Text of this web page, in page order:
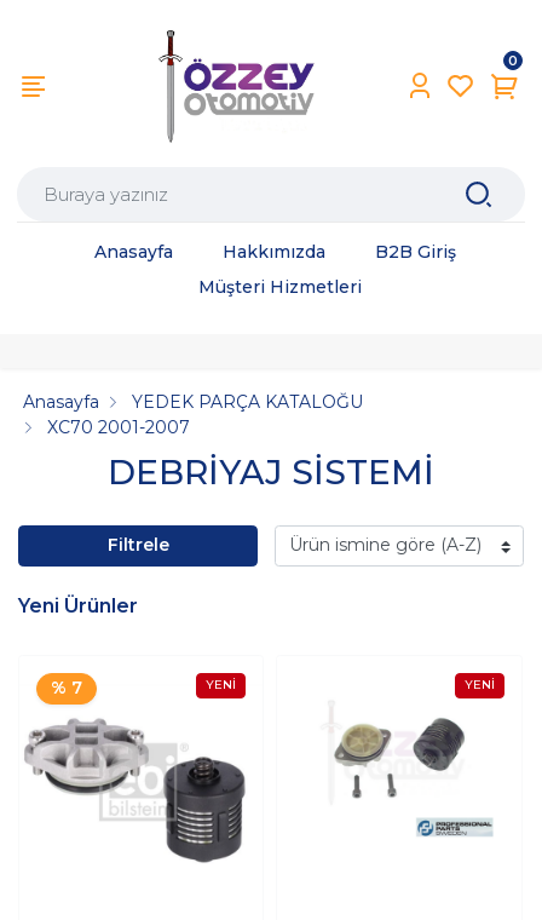
0
Anasayfa Hakkımızda
B2B Giriş
Müşteri Hizmetleri
DEBRİYAJ SİSTEMİ
Anasayfa
YEDEK PARÇA KATALOĞU
XC70 2001-2007
Filtrele
Yeni Ürünler
% 7